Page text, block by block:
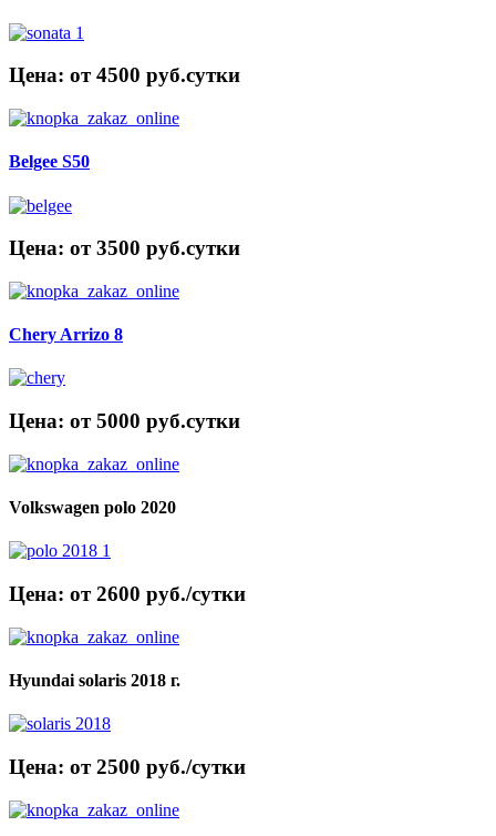
Цена: от 4500 руб.cутки
Belgee S50
Цена: от 3500 руб.cутки
Chery Arrizo 8
Цена: от 5000 руб.cутки
Volkswagen polo 2020
Цена: от 2600 руб./сутки
Hyundai solaris 2018 г.
Цена: от 2500 руб./сутки